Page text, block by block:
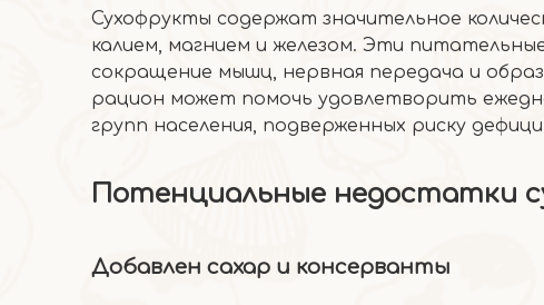
Сухофрукты содержат значительное
калием, магнием и железом. Эти
сокращение мышц, нервная передача и
рацион может помочь удовлетворить
групп населения, подверженных риску
Потенциальные недостатки
Добавлен сахар и консерванты